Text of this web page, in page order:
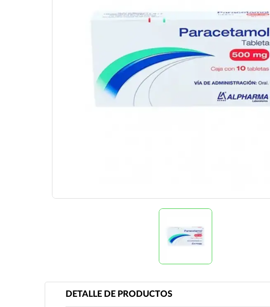
DETALLE DE PRODUCTOS